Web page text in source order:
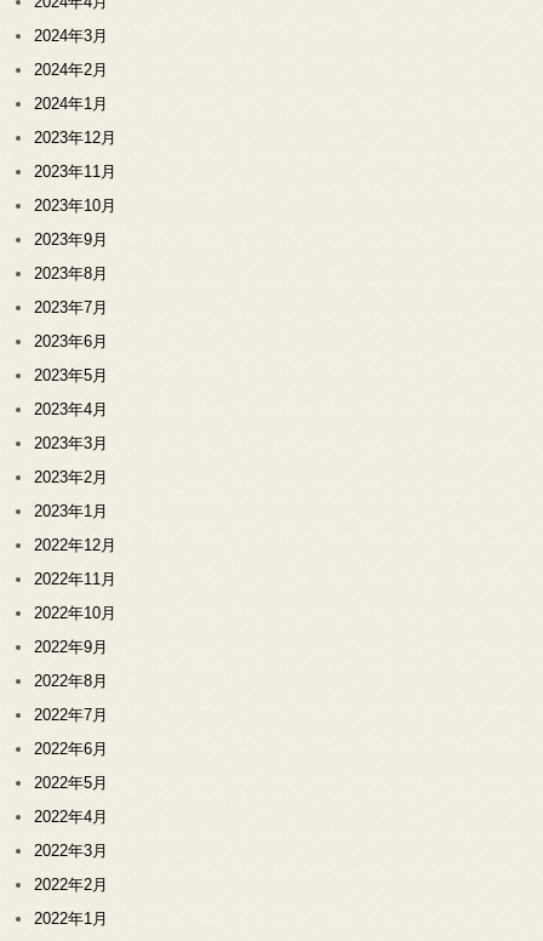
2024年3月
2024年2月
2024年1月
2023年12月
2023年11月
2023年10月
2023年9月
2023年8月
2023年7月
2023年6月
2023年5月
2023年4月
2023年3月
2023年2月
2023年1月
2022年12月
2022年11月
2022年10月
2022年9月
2022年8月
2022年7月
2022年6月
2022年5月
2022年4月
2022年3月
2022年2月
2022年1月